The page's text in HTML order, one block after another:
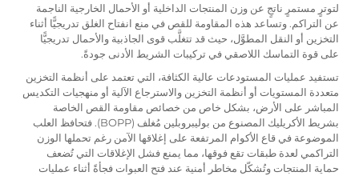
لتوترٍ مستمرٍ ناتجٍ عن وزن المنتجات الداخلية أو الأحمال الخارجية الناجمة
عن التراكم. وتساعد هذه المقاومة للقص في منع انفتاح الغلق تدريجيًّا أثناء
التخزين أو النقل المطوَّل، حيث قد تتغلَّب قوى الجاذبية والأحمال تدريجيًّا
على قوة التماسك اللاصقي في تركيبات الشريط الأدنى جودةً.
تستفيد عمليات المستودعات عالية الكثافة، التي تعتمد على أنظمة التخزين
متعددة المستويات أو أنظمة التخزين والاسترجاع الآلية أو منهجيات التكديس
المباشر على الأرض، بشكل خاص من خصائص مقاومة القص الخاصة
بشريط الأكريليك المصنوع من بوليبروبلين مُغلف (BOPP). فتحافظ العلب
الموضوعة في قاع الأكوام المرتفعة على إغلاقها الآمن رغم تحملها الوزن
التراكمي لعدة طبقات تقع فوقها، مما يمنع فشل الإغلاقات التي تُضعف
حماية المنتجات وتُشكّل مخاطر أمنية عند فتح العبوات فجأةً أثناء عمليات